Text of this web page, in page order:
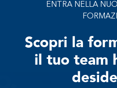
ENTRA NELLA
Scopri la
il tuo team